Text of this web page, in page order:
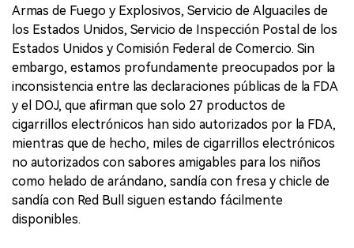
Armas de Fuego y Explosivos, Servicio de Alguaciles de
los Estados Unidos, Servicio de Inspección Postal de los
Estados Unidos y Comisión Federal de Comercio. Sin
embargo, estamos profundamente preocupados por la
inconsistencia entre las declaraciones públicas de la FDA
y el DOJ, que afirman que solo 27 productos de
cigarrillos electrónicos han sido autorizados por la FDA,
mientras que de hecho, miles de cigarrillos electrónicos
no autorizados con sabores amigables para los niños
como helado de arándano, sandía con fresa y chicle de
sandía con Red Bull siguen estando fácilmente
disponibles.